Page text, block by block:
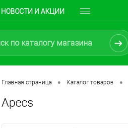
НОВОСТИ И АКЦИИ
Главная страница • Каталог товаров •
Apecs